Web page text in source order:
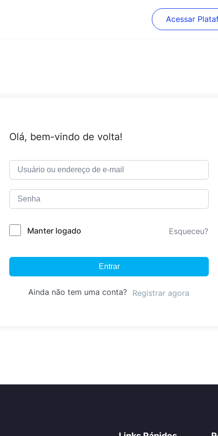
Acessar
Olá, bem-vindo de volta!
Manter logado Esqueceu?
Entrar
Ainda não tem uma conta? Registrar agora